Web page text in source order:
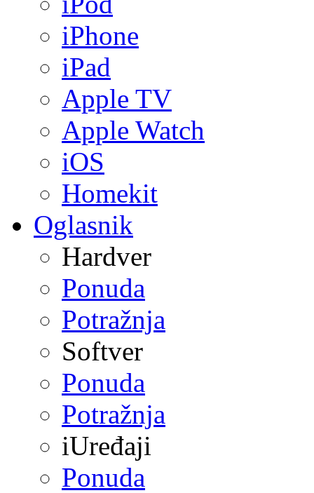
iPhone
iPad
Apple TV
Apple Watch
iOS
Homekit
Oglasnik
Hardver
Ponuda
Potražnja
Softver
Ponuda
Potražnja
iUređaji
Ponuda